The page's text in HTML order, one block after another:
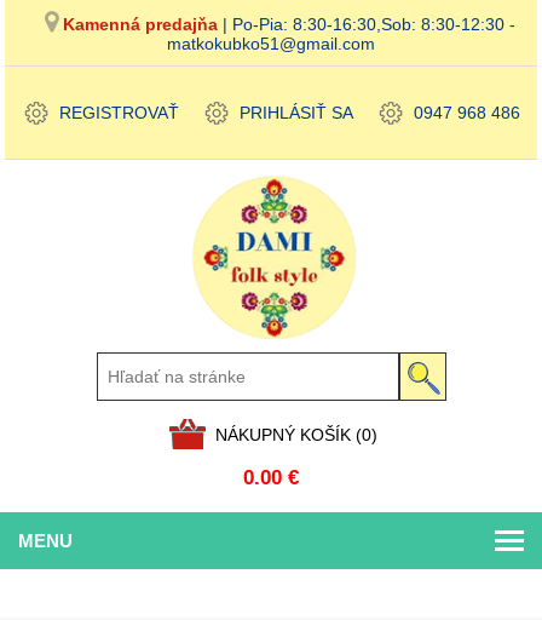
Kamenná predajňa | Po-Pia: 8:30-16:30,Sob: 8:30-12:30 -
matkokubko51@gmail.com
REGISTROVAŤ PRIHLÁSIŤ SA 0947 968 486
NÁKUPNÝ KOŠÍK (0)
0.00 €
MENU